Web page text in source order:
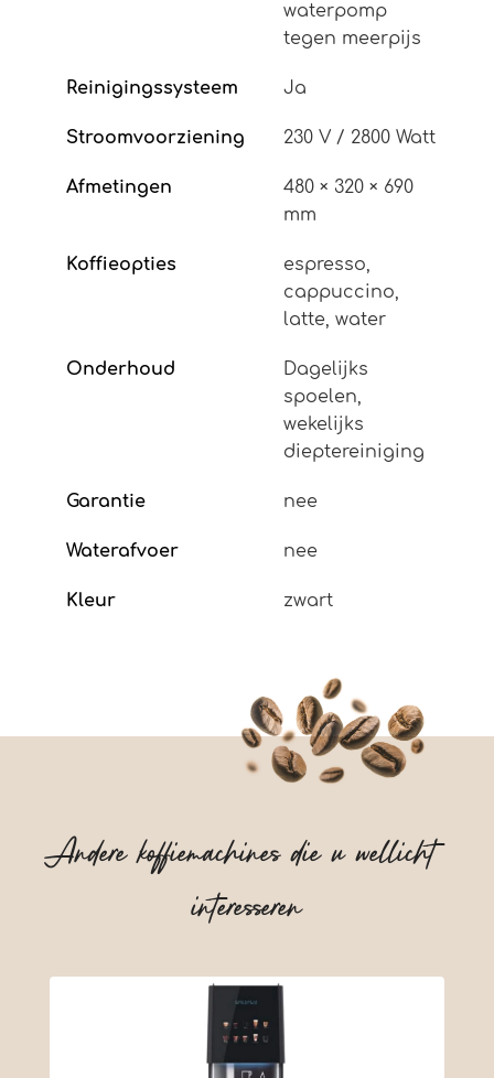
waterpomp
tegen meerpijs
Reinigingssysteem Ja
Stroomvoorziening 230 V / 2800 Watt
Afmetingen
480 × 320 × 690
mm
Koffieopties
espresso,
cappuccino,
latte, water
Onderhoud
Dagelijks
spoelen,
wekelijks
dieptereiniging
Garantie nee
Waterafvoer nee
Kleur zwart
Andere koffiemachines die u wellicht
interesseren